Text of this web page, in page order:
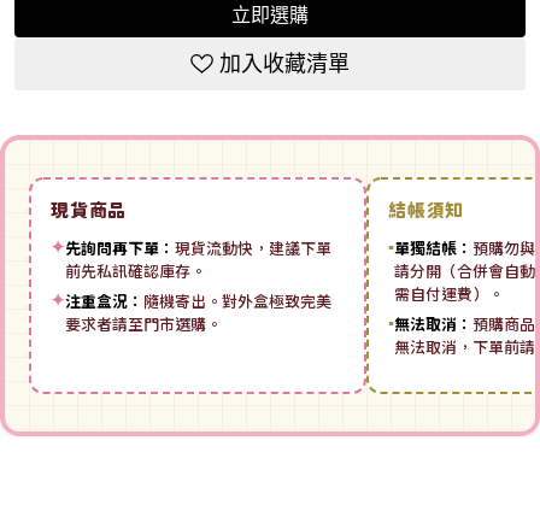
立即選購
加入收藏清單
現貨商品
✦先詢問再下單： 現貨流動快，建議下單
前先私訊確認庫存。
✦注重盒況： 隨機寄出。對外盒極致完美
要求者請至門市選購。
結帳須知
▪單獨結帳： 預購勿與
請分開（合併會自
需自付運費）。
▪無法取消： 預購商品
無法取消，下單前